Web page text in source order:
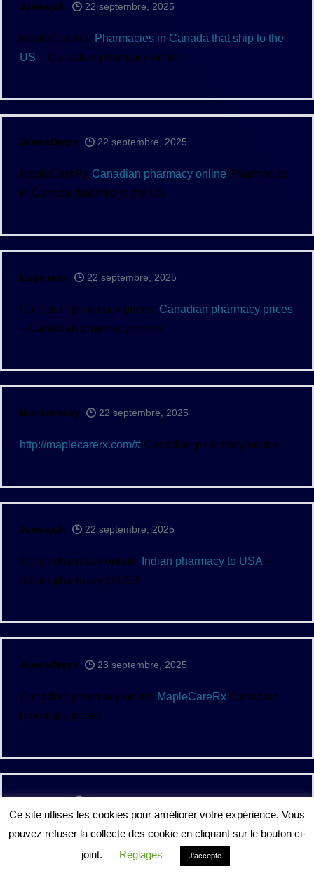
Jamesjuh 22 septembre, 2025
MapleCareRx: Pharmacies in Canada that ship to the
US – Canadian pharmacy online
JamesDrype 22 septembre, 2025
MapleCareRx Canadian pharmacy online Pharmacies
in Canada that ship to the US
Eugenerix 22 septembre, 2025
Canadian pharmacy prices: Canadian pharmacy prices
– Canadian pharmacy online
Monteunaby 22 septembre, 2025
http://maplecarerx.com/# Canadian pharmacy online
Jamesjuh 22 septembre, 2025
Indian pharmacy online: Indian pharmacy to USA –
Indian pharmacy to USA
JamesDrype 23 septembre, 2025
Canadian pharmacy online MapleCareRx Canadian
pharmacy prices
Eugenerix 23 septembre, 2025
Pharmacies in Canada that ship to the US:best
canadian online pharmacy– Pharmacies in Canada
Ce site utlises les cookies pour améliorer votre expérience. Vous
pouvez refuser la collecte des cookie en cliquant sur le bouton ci-
joint.
Réglages J'accepte